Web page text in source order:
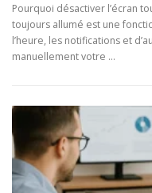
Pourquoi désactiver l’écran
toujours allumé est une
l’heure, les notifications et
manuellement votre …